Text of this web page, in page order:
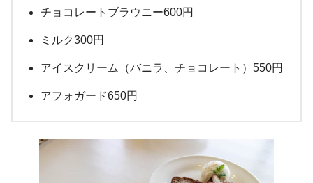
チョコレートブラウニー600円
ミルク300円
アイスクリーム（バニラ、チョコレート）550円
アフォガード650円